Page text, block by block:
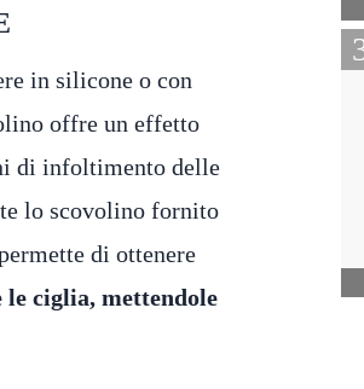
in silicone o con
offre un effetto
di infoltimento delle
lo scovolino fornito
di ottenere
le ciglia, mettendole